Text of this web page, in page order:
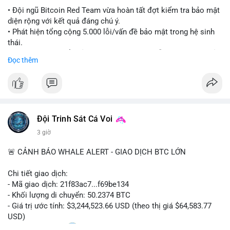
• Đội ngũ Bitcoin Red Team vừa hoàn tất đợt kiểm tra bảo mật
diện rộng với kết quả đáng chú ý.
• Phát hiện tổng cộng 5.000 lỗi/vấn đề bảo mật trong hệ sinh
thái.
ro bảo mật đang bủa vây người dùng trong giai đoạn này.
#bitcoin #cryptosecurity #btc
#vlikevn #titanbot
📰 Nguồn: Cointelegraph
Đọc thêm
Đội Trinh Sát Cá Voi
3 giờ
🚨 CẢNH BÁO WHALE ALERT - GIAO DỊCH BTC LỚN
Chi tiết giao dịch:
- Mã giao dịch: 21f83ac7...f69be134
- Khối lượng di chuyển: 50.2374 BTC
- Giá trị ước tính: $3,244,523.66 USD (theo thị giá $64,583.77
USD)